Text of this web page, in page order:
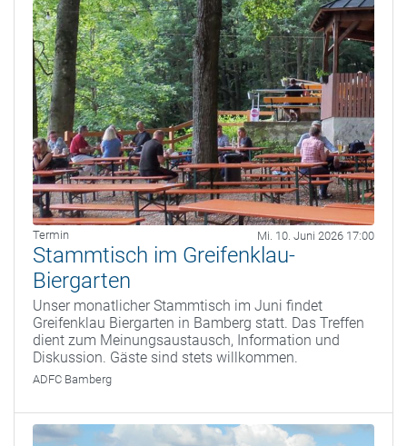
Termin Mi. 10. Juni 2026 17:00
Stammtisch im Greifenklau-
Biergarten
Unser monatlicher Stammtisch im Juni findet
Greifenklau Biergarten in Bamberg statt. Das Treffen
dient zum Meinungsaustausch, Information und
Diskussion. Gäste sind stets willkommen.
ADFC Bamberg